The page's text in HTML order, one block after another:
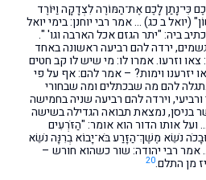
כִּי־נָתַן לָכֶם אֶת־הַמּוֹרֶה לִצְדָקָה וַיּוֹרֶד
ב כג) … אמר רבי יוחנן: בימי יואל
ביה: "יתר הגזם אכל הארבה וגו' ".
ירדה להם רביעה ראשונה באחד
וזרעו. אמרו לו: מי שיש לו קב חטים
או יזרענו וימות? – אמר להם: אף על פי
להם מה שבכתלים ומה שבחורי
ורביעי, וירדה להם רביעה שניה בחמישה
בניסן, נמצאת תבואה הגדילה בשישה
אותו הדור הוא אומר: "הַזֹּרְעִים
נֹשֵׂא מֶשֶׁךְ־הַזָּרַע בֹּא־יָבוֹא בְרִנָּה נֹשֵׂא
אמר רבי יהודה: שור כשהוא חורש –
מן התלם.20